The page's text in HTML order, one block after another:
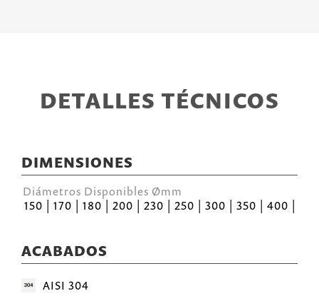
DETALLES TÉCNICOS
DIMENSIONES
Diámetros Disponibles Ømm
150 | 170 | 180 | 200 | 230 | 250 | 300 | 350 | 400 |
ACABADOS
AISI 304